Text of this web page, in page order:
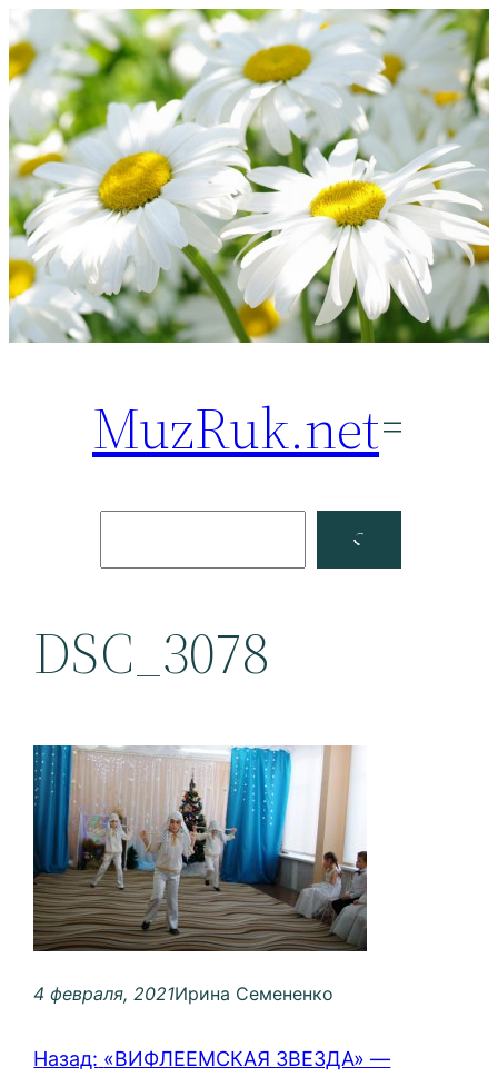
Перейти
к
содержимому
MuzRuk.net
Facebook
DSC_3078
4 февраля, 2021Ирина Семененко
Назад: «ВИФЛЕЕМСКАЯ ЗВЕЗДА» —